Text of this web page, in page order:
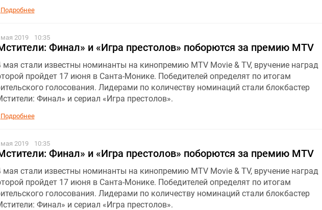
Подробнее
мая 2019 10:35
Финал» и «Игра престолов» поборются за премию MTV
мая стали известны номинанты на кинопремию MTV Movie & TV, вручение наград
пройдет 17 июня в Санта-Монике. Победителей определят по итогам
голосования. Лидерами по количеству номинаций стали блокбастер
Финал» и сериал «Игра престолов».
Подробнее
мая 2019 10:35
Финал» и «Игра престолов» поборются за премию MTV
мая стали известны номинанты на кинопремию MTV Movie & TV, вручение наград
пройдет 17 июня в Санта-Монике. Победителей определят по итогам
голосования. Лидерами по количеству номинаций стали блокбастер
Финал» и сериал «Игра престолов».